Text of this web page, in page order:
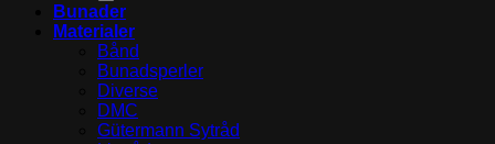
Bunader
Materialer
Bånd
Bunadsperler
Diverse
DMC
Gütermann Sytråd